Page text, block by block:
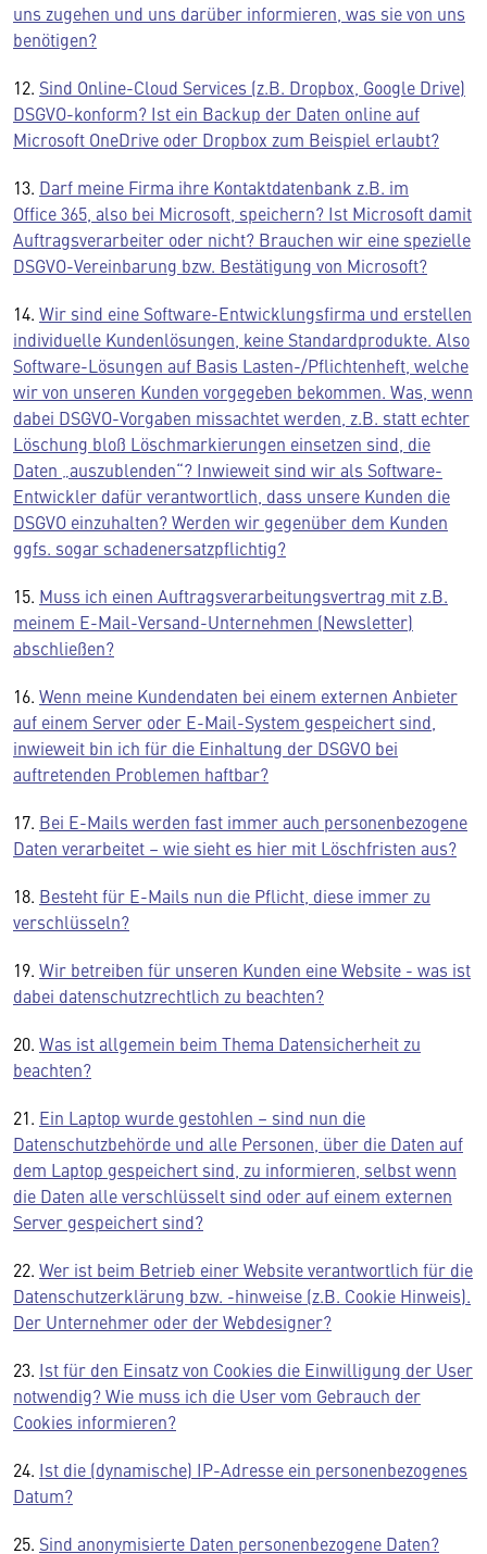
uns zugehen und uns darüber informieren, was sie von uns
benötigen?
12. Sind Online-Cloud Services (z.B. Dropbox, Google Drive)
DSGVO-konform? Ist ein Backup der Daten online auf
Microsoft OneDrive oder Dropbox zum Beispiel erlaubt?
13. Darf meine Firma ihre Kontaktdatenbank z.B. im
Office 365, also bei Microsoft, speichern? Ist Microsoft damit
Auftragsverarbeiter oder nicht? Brauchen wir eine spezielle
DSGVO-Vereinbarung bzw. Bestätigung von Microsoft?
14. Wir sind eine Software-Entwicklungsfirma und erstellen
individuelle Kundenlösungen, keine Standardprodukte. Also
Software-Lösungen auf Basis Lasten-/Pflichtenheft, welche
wir von unseren Kunden vorgegeben bekommen. Was, wenn
dabei DSGVO-Vorgaben missachtet werden, z.B. statt echter
Löschung bloß Löschmarkierungen einsetzen sind, die
Daten „auszublenden“? Inwieweit sind wir als Software-
Entwickler dafür verantwortlich, dass unsere Kunden die
DSGVO einzuhalten? Werden wir gegenüber dem Kunden
ggfs. sogar schadenersatzpflichtig?
15. Muss ich einen Auftragsverarbeitungsvertrag mit z.B.
meinem E-Mail-Versand-Unternehmen (Newsletter)
abschließen?
16. Wenn meine Kundendaten bei einem externen Anbieter
auf einem Server oder E-Mail-System gespeichert sind,
inwieweit bin ich für die Einhaltung der DSGVO bei
auftretenden Problemen haftbar?
17. Bei E-Mails werden fast immer auch personenbezogene
Daten verarbeitet – wie sieht es hier mit Löschfristen aus?
18. Besteht für E-Mails nun die Pflicht, diese immer zu
verschlüsseln?
19. Wir betreiben für unseren Kunden eine Website - was ist
dabei datenschutzrechtlich zu beachten?
20. Was ist allgemein beim Thema Datensicherheit zu
beachten?
21. Ein Laptop wurde gestohlen – sind nun die
Datenschutzbehörde und alle Personen, über die Daten auf
dem Laptop gespeichert sind, zu informieren, selbst wenn
die Daten alle verschlüsselt sind oder auf einem externen
Server gespeichert sind?
22. Wer ist beim Betrieb einer Website verantwortlich für die
Datenschutzerklärung bzw. -hinweise (z.B. Cookie Hinweis).
Der Unternehmer oder der Webdesigner?
23. Ist für den Einsatz von Cookies die Einwilligung der User
notwendig? Wie muss ich die User vom Gebrauch der
Cookies informieren?
24. Ist die (dynamische) IP-Adresse ein personenbezogenes
Datum?
25. Sind anonymisierte Daten personenbezogene Daten?